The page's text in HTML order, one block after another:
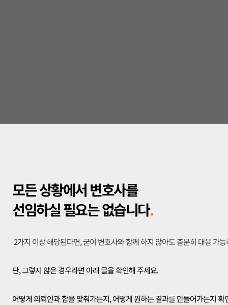
모든 상황에서 변호사를
선임하실 필요는 없습니다.
2가지 이상 해당된다면, 굳이 변호사와 함께 하지 않아도 충분히 대응 가
단, 그렇지 않은 경우라면 아래 글을 확인해 주세요.
어떻게 의뢰인과 합을 맞춰가는지, 어떻게 원하는 결과를 만들어가는지 확